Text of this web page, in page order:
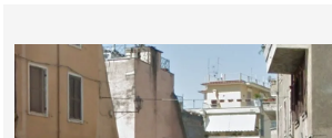
gratuito
per
aiuto